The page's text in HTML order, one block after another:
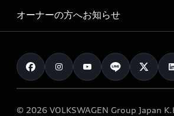
車両比較
カタログ一覧
アウディナビアプリ
サービスプログラム
メンテナンス
車検 / 定期点検
e-tronアフターサポート
Audi認定中古車
クオリティ
保証
メンテナンス
オーナーの方へお知らせ
お知らせ
オーナー様向けキャンペーン
© 2026 VOLKSWAGEN Group Japan